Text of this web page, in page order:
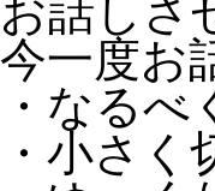
お話しさ
今一度お
・なる
・小さく